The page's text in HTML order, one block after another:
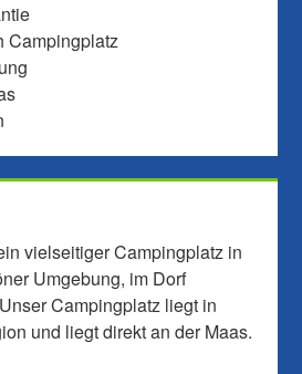
Campingplatz
vielseitiger Campingplatz in
Umgebung, im Dorf
Campingplatz liegt in
und liegt direkt an der Maas.